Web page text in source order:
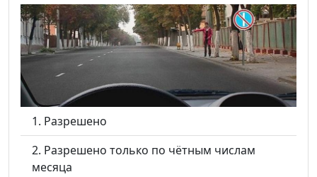
Разрешено
Разрешено только по чётным числам
месяца